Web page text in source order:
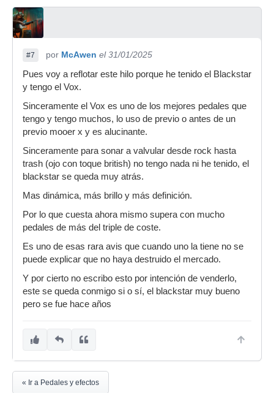
#7 por McAwen el 31/01/2025
Pues voy a reflotar este hilo porque he tenido el Blackstar
y tengo el Vox.
Sinceramente el Vox es uno de los mejores pedales que
tengo y tengo muchos, lo uso de previo o antes de un
previo mooer x y es alucinante.
Sinceramente para sonar a valvular desde rock hasta
trash (ojo con toque british) no tengo nada ni he tenido, el
blackstar se queda muy atrás.
Mas dinámica, más brillo y más definición.
Por lo que cuesta ahora mismo supera con mucho
pedales de más del triple de coste.
Es uno de esas rara avis que cuando uno la tiene no se
puede explicar que no haya destruido el mercado.
Y por cierto no escribo esto por intención de venderlo,
este se queda conmigo si o sí, el blackstar muy bueno
pero se fue hace años
« Ir a Pedales y efectos